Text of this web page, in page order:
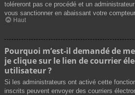
toléreront pas ce procédé et un
vous sanctionner en abaissant votre
Haut
Pourquoi m’est-il demandé de
je clique sur le lien de courrier
utilisateur ?
Si les administrateurs ont activé cette
inscrits peuvent envoyer des courriers